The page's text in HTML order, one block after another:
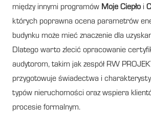
między innymi programów Moje Ciepło i
których poprawna ocena parametrów
budynku może mieć znaczenie dla
Dlatego warto zlecić opracowanie
audytorom, takim jak zespół RW
przygotowuje świadectwa i
typów nieruchomości oraz wspiera
procesie formalnym.